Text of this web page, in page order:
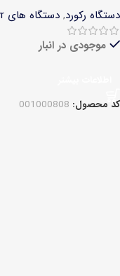
دستگاه رکورد, دستگاه های xvr
موجودی در انبار
کد محصول: 001000808